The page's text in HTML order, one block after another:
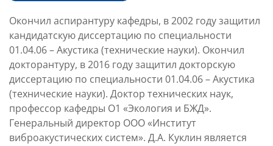
Окончил аспирантуру кафедры, в 2002 году защитил
кандидатскую диссертацию по специальности
01.04.06 – Акустика (технические науки). Окончил
докторантуру, в 2016 году защитил докторскую
диссертацию по специальности 01.04.06 – Акустика
(технические науки). Доктор технических наук,
профессор кафедры О1 «Экология и БЖД».
Генеральный директор ООО «Институт
виброакустических систем». Д.А. Куклин является